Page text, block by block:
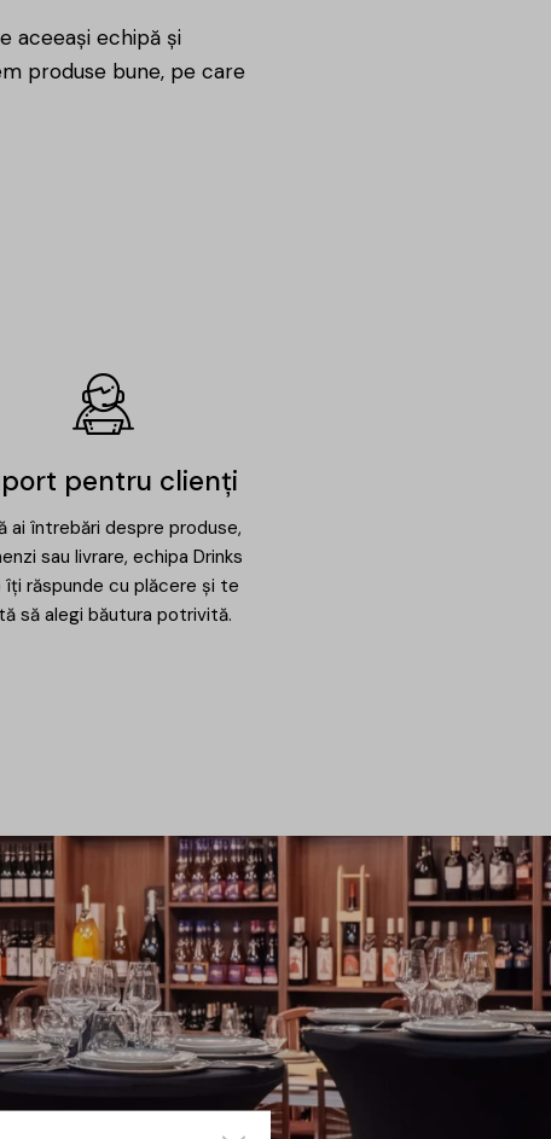
aceeași echipă și
produse bune, pe care
pentru clienți
ai întrebări despre produse,
sau livrare, echipa Drinks
îți răspunde cu plăcere și te
să alegi băutura potrivită.